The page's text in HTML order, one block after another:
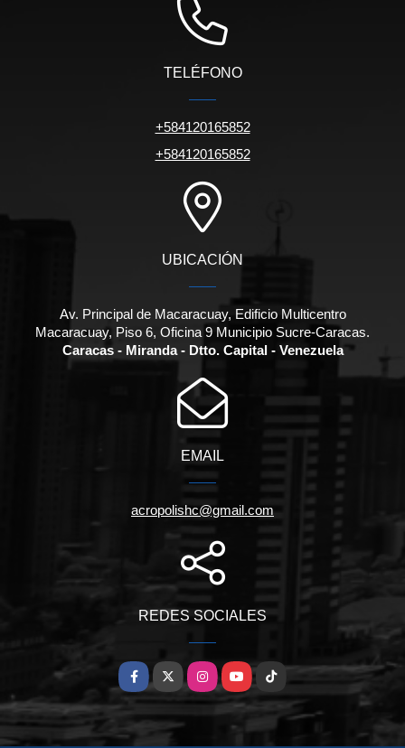
TELÉFONO
+584120165852
+584120165852
UBICACIÓN
Av. Principal de Macaracuay, Edificio Multicentro
Macaracuay, Piso 6, Oficina 9 Municipio Sucre-Caracas.
Caracas - Miranda - Dtto. Capital - Venezuela
EMAIL
acropolishc@gmail.com
REDES SOCIALES
Facebook
X InstagramYouTubeTikTok